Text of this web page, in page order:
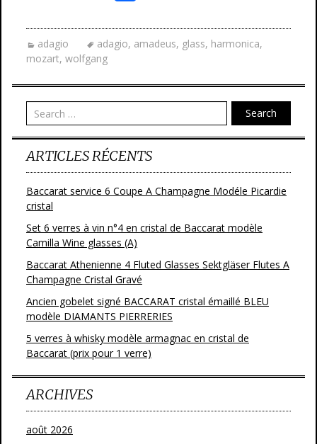
e
b
o
o
k
itt
er
m
ai
l
ta
g
er
adagio adagio, amadeus, glass, harmonica,
mozart, wolfgang
Search
ARTICLES RÉCENTS
Baccarat service 6 Coupe A Champagne Modéle Picardie
cristal
Set 6 verres à vin n°4 en cristal de Baccarat modèle
Camilla Wine glasses (A)
Baccarat Athenienne 4 Fluted Glasses Sektgläser Flutes A
Champagne Cristal Gravé
Ancien gobelet signé BACCARAT cristal émaillé BLEU
modèle DIAMANTS PIERRERIES
5 verres à whisky modèle armagnac en cristal de
Baccarat (prix pour 1 verre)
ARCHIVES
août 2026